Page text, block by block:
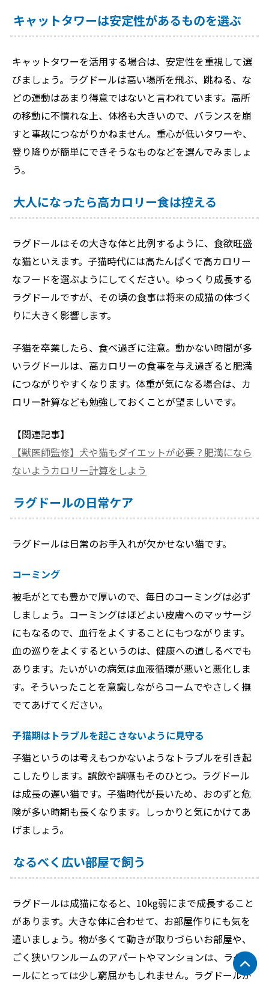
キャットタワーは安定性があるものを選ぶ
キャットタワーを活用する場合は、安定性を重視して選
びましょう。ラグドールは高い場所を飛ぶ、跳ねる、な
どの運動はあまり得意ではないと言われています。高所
の移動に不慣れな上、体格も大きいので、バランスを崩
すと事故につながりかねません。重心が低いタワーや、
登り降りが簡単にできそうなものなどを選んでみましょ
う。
大人になったら高カロリー食は控える
ラグドールはその大きな体と比例するように、食欲旺盛
な猫といえます。子猫時代には高たんぱくで高カロリー
なフードを選ぶようにしてください。ゆっくり成長する
ラグドールですが、その頃の食事は将来の成猫の体づく
りに大きく影響します。
子猫を卒業したら、食べ過ぎに注意。動かない時間が多
いラグドールは、高カロリーの食事を与え過ぎると肥満
につながりやすくなります。体重が気になる場合は、カ
ロリー計算なども勉強しておくことが望ましいです。
【関連記事】
【獣医師監修】犬や猫もダイエットが必要？肥満になら
ないようカロリー計算をしよう
ラグドールの日常ケア
ラグドールは日常のお手入れが欠かせない猫です。
コーミング
被毛がとても豊かで厚いので、毎日のコーミングは必ず
しましょう。コーミングはほどよい皮膚へのマッサージ
にもなるので、血行をよくすることにもつながります。
血の巡りをよくするというのは、健康への道しるべでも
あります。たいがいの病気は血液循環が悪いと悪化しま
す。そういったことを意識しながらコームでやさしく撫
でてあげてください。
子猫期はトラブルを起こさないように見守る
子猫というのは考えもつかないようなトラブルを引き起
こしたりします。誤飲や誤嚥もそのひとつ。ラグドール
は成長の遅い猫です。子猫時代が長いため、おのずと危
険が多い時期も長くなります。しっかりと気にかけてあ
げましょう。
なるべく広い部屋で飼う
ラグドールは成猫になると、10kg弱にまで成長すること
があります。大きな体に合わせて、お部屋作りにも気を
遣いましょう。物が多くて動きが取りづらいお部屋や、
ごく狭いワンルームのアパートやマンションは、ラグド
ールにとっては少し窮屈かもしれません。ラグドールが